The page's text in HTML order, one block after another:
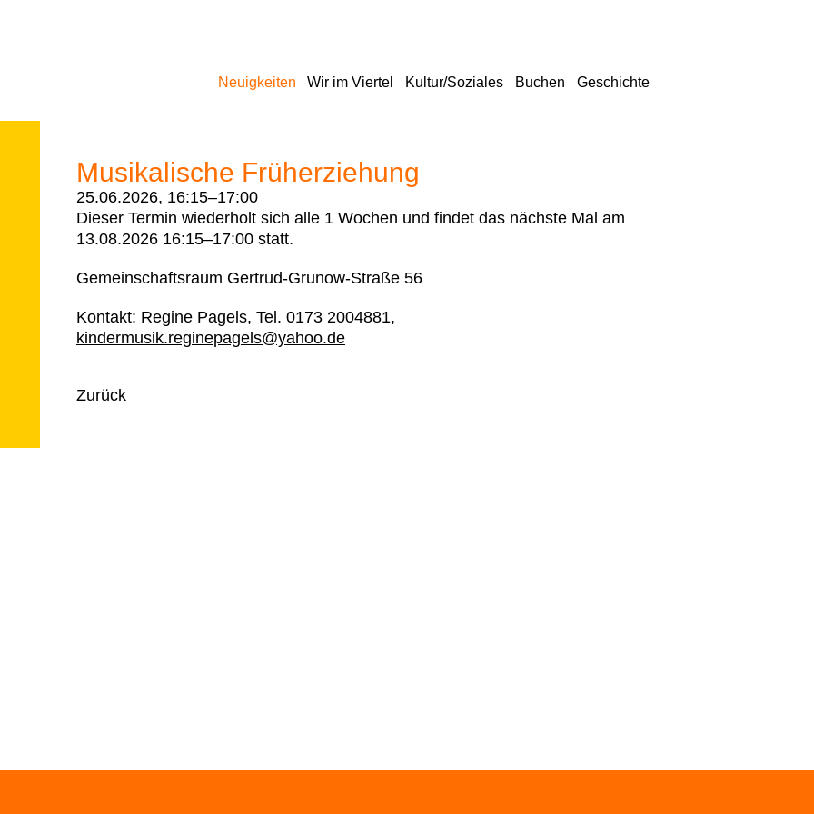
Neuigkeiten Wir im Viertel Kultur/Soziales Buchen Geschichte
Musikalische Früherziehung
25.06.2026, 16:15–17:00
Dieser Termin wiederholt sich alle 1 Wochen und findet das nächste Mal am
13.08.2026 16:15–17:00statt.
Gemeinschaftsraum Gertrud-Grunow-Straße 56
Kontakt: Regine Pagels, Tel. 0173 2004881,
kindermusik.reginepagels@yahoo.de
Zurück